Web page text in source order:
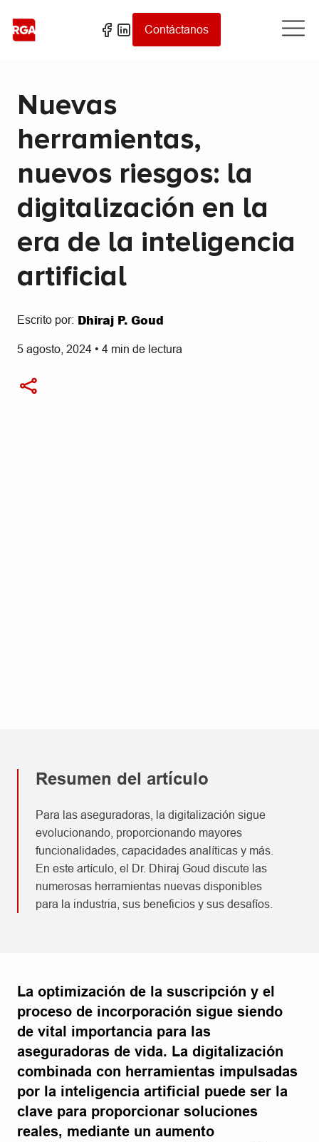
Contáctanos
Nuevas
herramientas,
nuevos riesgos: la
digitalización en la
era de la inteligencia
artificial
Escrito por: Dhiraj P. Goud
5 agosto, 2024 • 4 min de lectura
Resumen del artículo
Para las aseguradoras, la digitalización sigue
evolucionando, proporcionando mayores
funcionalidades, capacidades analíticas y más.
En este artículo, el Dr. Dhiraj Goud discute las
numerosas herramientas nuevas disponibles
para la industria, sus beneficios y sus desafíos.
La optimización de la suscripción y el
proceso de incorporación sigue siendo
de vital importancia para las
aseguradoras de vida. La digitalización
combinada con herramientas impulsadas
por la inteligencia artificial puede ser la
clave para proporcionar soluciones
reales, mediante un aumento